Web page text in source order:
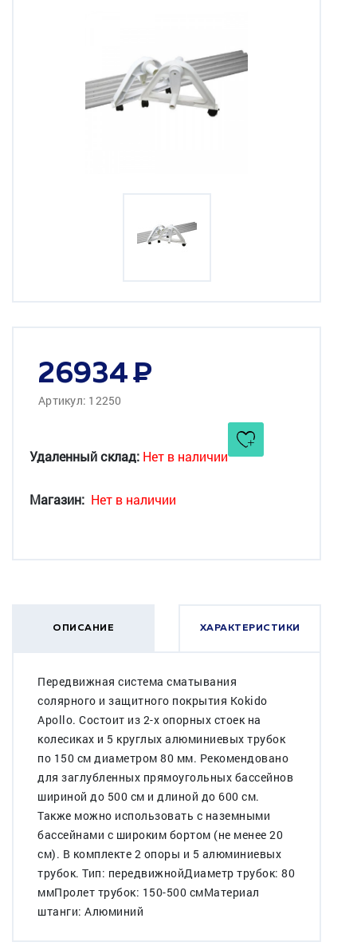
26934
Артикул: 12250
Удаленный склад: Нет в наличии
Магазин: Нет в наличии
ОПИСАНИЕ ХАРАКТЕРИСТИКИ
Передвижная система сматывания
солярного и защитного покрытия Kokido
Apollo. Состоит из 2-х опорных стоек на
колесиках и 5 круглых алюминиевых трубок
по 150 см диаметром 80 мм. Рекомендовано
для заглубленных прямоугольных бассейнов
шириной до 500 см и длиной до 600 см.
Также можно использовать с наземными
бассейнами с широким бортом (не менее 20
см). В комплекте 2 опоры и 5 алюминиевых
трубок. Тип: передвижнойДиаметр трубок: 80
ммПролет трубок: 150-500 смМатериал
штанги: Алюминий